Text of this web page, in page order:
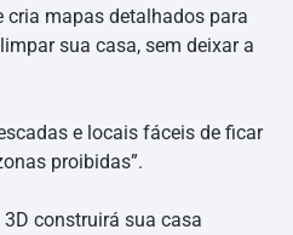
cria mapas detalhados para
sua casa, sem deixar a
e locais fáceis de ficar
proibidas”.
construirá sua casa